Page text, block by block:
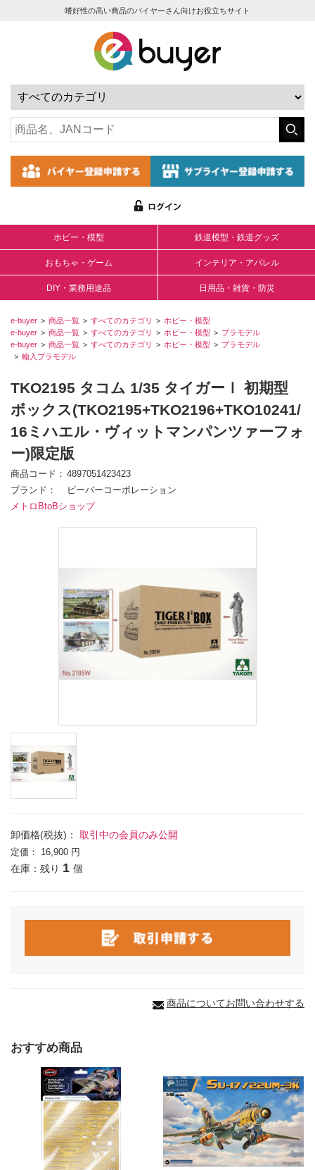
嗜好性の高い商品のバイヤーさん向けお役立ちサイト
ホビー・模型 鉄道模型・鉄道グッズ
おもちゃ・ゲーム インテリア・アパレル
DIY・業務用途品 日用品・雑貨・防災
e-buyer 商品一覧 すべてのカテゴリ
ホビー・模型
e-buyer
商品一覧 すべてのカテゴリ ホビー・模型
プラモデル
e-buyer
商品一覧 すべてのカテゴリ ホビー・模型
プラモデル
輸入プラモデル
TKO2195 タコム 1/35 タイガーⅠ 初期型
ボックス(TKO2195+TKO2196+TKO10241/
16ミハエル・ヴィットマンパンツァーフォ
ー)限定版
商品コード
4897051423423
ブランド
ビーバーコーポレーション
メトロBtoBショップ
卸価格(税抜)： 取引中の会員のみ公開
定価： 16,900 円
在庫：残り 1 個
商品についてお問い合わせする
おすすめ商品